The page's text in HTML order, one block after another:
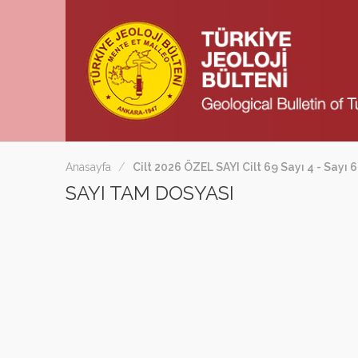
Anasayfa Cilt 2026 ÖZEL SAYI Cilt 69 Sayı 4 - Sayı
SAYI TAM DOSYASI